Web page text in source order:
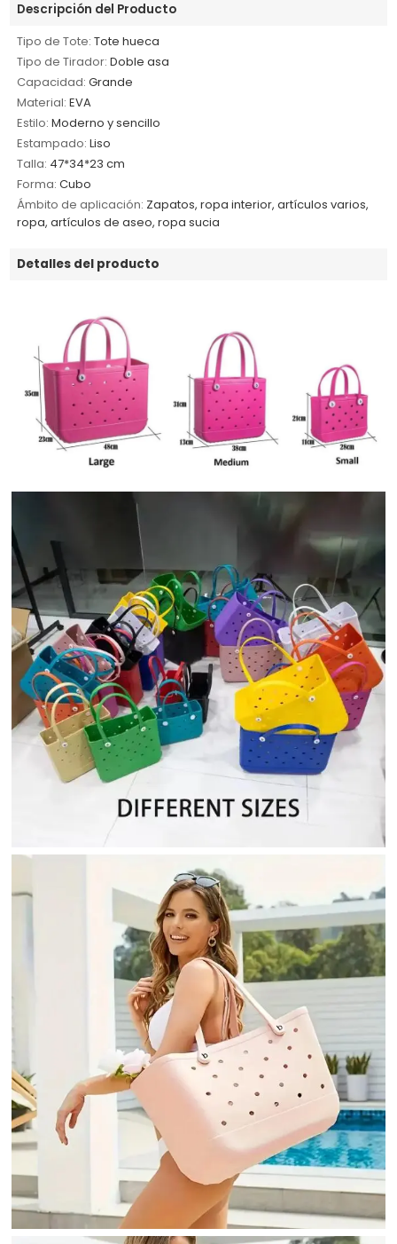
Descripción del Producto
Tipo de Tote: Tote hueca
Tipo de Tirador: Doble asa
Capacidad: Grande
Material: EVA
Estilo: Moderno y sencillo
Estampado: Liso
Talla: 47*34*23 cm
Forma: Cubo
Ámbito de aplicación: Zapatos, ropa interior, artículos varios,
ropa, artículos de aseo, ropa sucia
Detalles del producto